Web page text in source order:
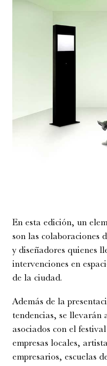
En esta edición, un
son las colaboraciones
y diseñadores quienes
intervenciones en
de la ciudad.
Además de la
tendencias, se llevarán
asociados con el
empresas locales,
empresarios, escuelas